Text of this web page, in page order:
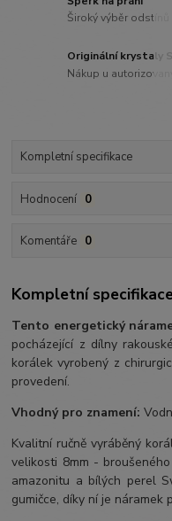
Široký výběr odstínů
Originální krystaly
Nákup u
Kompletní specifikace
Hodnocení 0
Komentáře 0
Kompletní
Tento energetický
pocházející z dílny
korálek vyrobený z
provedení.
Vhodný pro znamení:
Kvalitní ručně vyráběný
velikosti 8mm -
amazonitu a bílých perel
gumičce, díky ní je náramek